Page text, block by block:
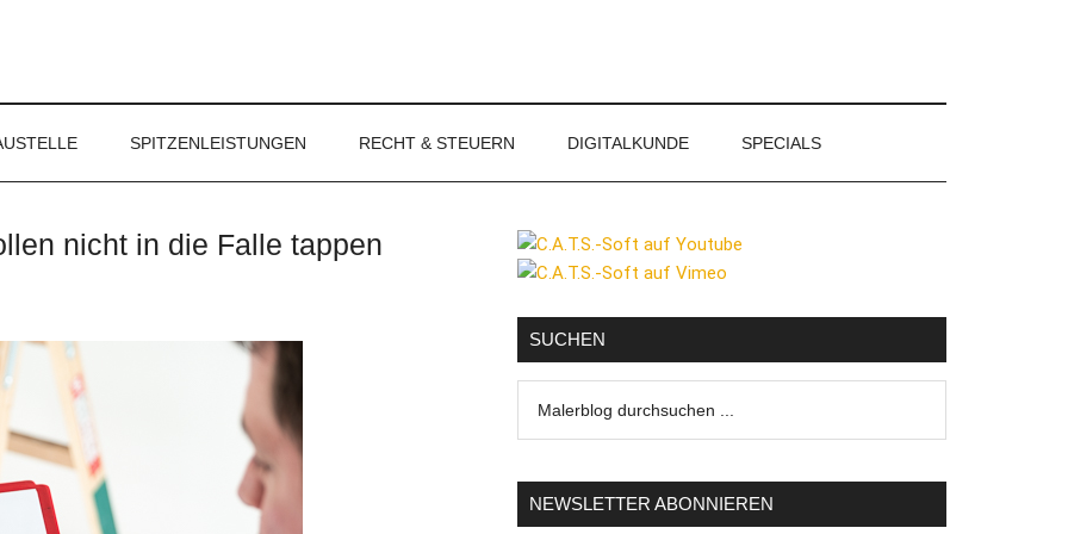
SPITZENLEISTUNGEN RECHT & STEUERN DIGITALKUNDE SPECIALS
nicht in die Falle tappen Seitenspalte
SUCHEN
durchsuchen
NEWSLETTER ABONNIEREN